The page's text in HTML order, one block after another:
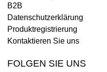
B2B
Datenschutzerklärung
Produktregistrierung
Kontaktieren Sie uns
FOLGEN SIE UNS